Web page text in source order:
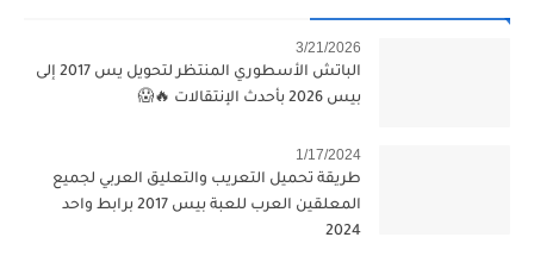
3/21/2026
الباتش الأسطوري المنتظر لتحويل يس 2017 إلى
بيس 2026 بأحدث الإنتقالات 🔥😱
1/17/2024
طريقة تحميل التعريب والتعليق العربي لجميع
المعلقين العرب للعبة بيس 2017 برابط واحد
2024